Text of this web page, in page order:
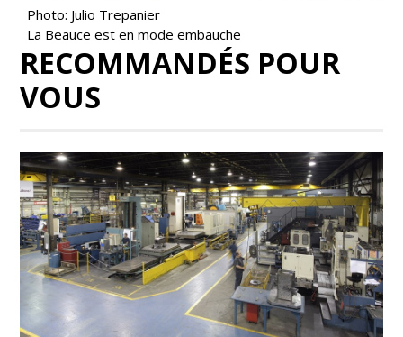
Photo: Julio Trepanier
La Beauce est en mode embauche
RECOMMANDÉS POUR
VOUS